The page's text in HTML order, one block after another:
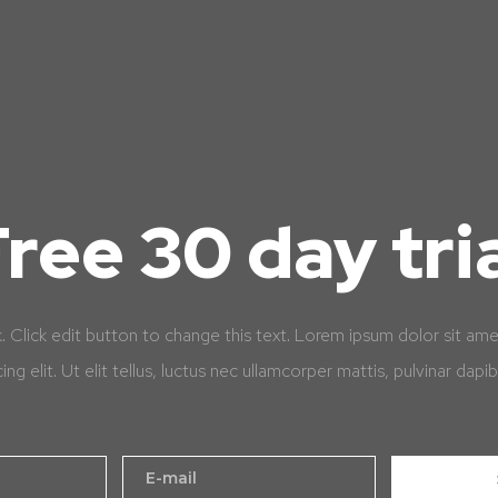
30 day
Click edit button to change this text. Lorem ipsum dolor sit
elit. Ut elit tellus, luctus nec ullamcorper mattis, pulvinar